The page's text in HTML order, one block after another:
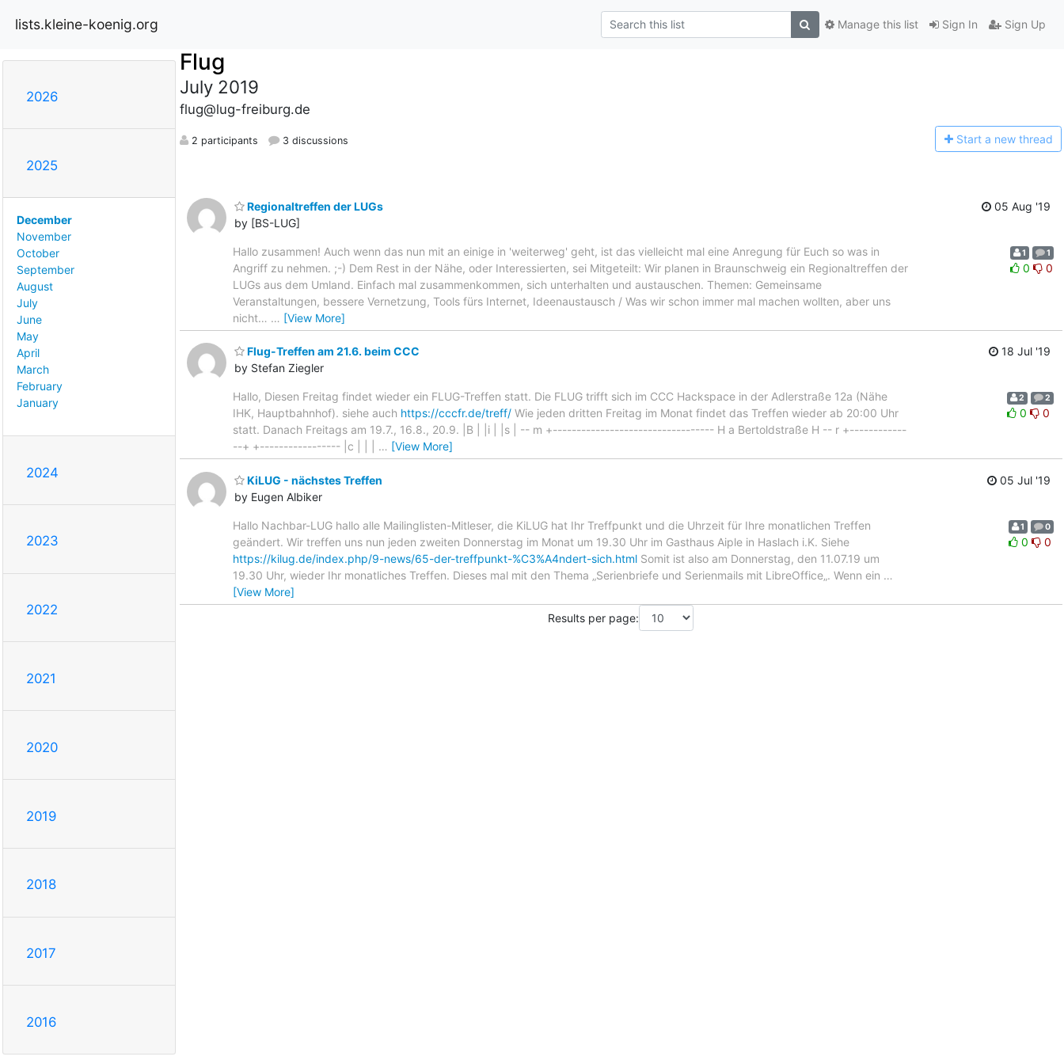
lists.kleine-koenig.org Sign In Sign Up
Manage this list
2026
2025
December
November
October
September
August
July
June
May
April
March
February
January
2024
2023
2022
2021
2020
2019
2018
2017
2016
Flug
July 2019
flug@lug-freiburg.de
2 participants 3 discussions Start a new thread
Regionaltreffen der LUGs
by [BS-LUG]
05 Aug '19
Hallo zusammen! Auch wenn das nun mit an einige in 'weiterweg' geht, ist das vielleicht mal eine Anregung für Euch so was in
Angriff zu nehmen. ;-) Dem Rest in der Nähe, oder Interessierten, sei Mitgeteilt: Wir planen in Braunschweig ein Regionaltreffen der
LUGs aus dem Umland. Einfach mal zusammenkommen, sich unterhalten und austauschen. Themen: Gemeinsame
Veranstaltungen, bessere Vernetzung, Tools fürs Internet, Ideenaustausch / Was wir schon immer mal machen wollten, aber uns
nicht… … [View More]
1 1
0 0
Flug-Treffen am 21.6. beim CCC
by Stefan Ziegler
18 Jul '19
Hallo, Diesen Freitag findet wieder ein FLUG-Treffen statt. Die FLUG trifft sich im CCC Hackspace in der Adlerstraße 12a (Nähe
IHK, Hauptbahnhof). siehe auch https://cccfr.de/treff/ Wie jeden dritten Freitag im Monat findet das Treffen wieder ab 20:00 Uhr
statt. Danach Freitags am 19.7., 16.8., 20.9. |B | |i | |s | -- m +---------------------------------- H a Bertoldstraße H -- r +------------
--+ +----------------- |c | | | … [View More]
2 2
0 0
KiLUG - nächstes Treffen
by Eugen Albiker
05 Jul '19
Hallo Nachbar-LUG hallo alle Mailinglisten-Mitleser, die KiLUG hat Ihr Treffpunkt und die Uhrzeit für Ihre monatlichen Treffen
geändert. Wir treffen uns nun jeden zweiten Donnerstag im Monat um 19.30 Uhr im Gasthaus Aiple in Haslach i.K. Siehe
https://kilug.de/index.php/9-news/65-der-treffpunkt-%C3%A4ndert-sich.html Somit ist also am Donnerstag, den 11.07.19 um
19.30 Uhr, wieder Ihr monatliches Treffen. Dieses mal mit den Thema „Serienbriefe und Serienmails mit LibreOffice„. Wenn ein …
[View More]
1 0
0 0
Results per page: